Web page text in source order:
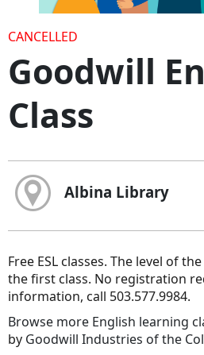
CANCELLED
Goodwill
Class
Albina Library
Free ESL classes. The level of
the first class. No registration
information, call 503.577.9984.
Browse more English learning
by Goodwill Industries of the